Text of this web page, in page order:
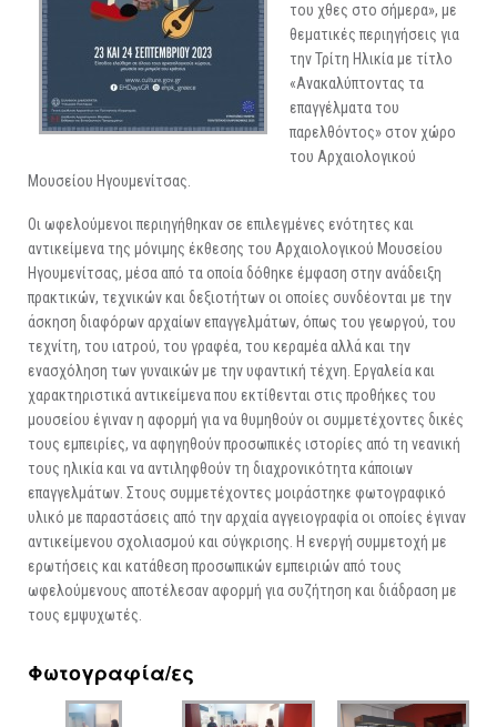
του χθες στο σήμερα», με
θεματικές περιηγήσεις για
την Τρίτη Ηλικία με τίτλο
«Ανακαλύπτοντας τα
επαγγέλματα του
παρελθόντος» στον χώρο
του Αρχαιολογικού
Μουσείου Ηγουμενίτσας.
Οι ωφελούμενοι περιηγήθηκαν σε επιλεγμένες ενότητες και
αντικείμενα της μόνιμης έκθεσης του Αρχαιολογικού Μουσείου
Ηγουμενίτσας, μέσα από τα οποία δόθηκε έμφαση στην ανάδειξη
πρακτικών, τεχνικών και δεξιοτήτων οι οποίες συνδέονται με την
άσκηση διαφόρων αρχαίων επαγγελμάτων, όπως του γεωργού, του
τεχνίτη, του ιατρού, του γραφέα, του κεραμέα αλλά και την
ενασχόληση των γυναικών με την υφαντική τέχνη. Εργαλεία και
χαρακτηριστικά αντικείμενα που εκτίθενται στις προθήκες του
μουσείου έγιναν η αφορμή για να θυμηθούν οι συμμετέχοντες δικές
τους εμπειρίες, να αφηγηθούν προσωπικές ιστορίες από τη νεανική
τους ηλικία και να αντιληφθούν τη διαχρονικότητα κάποιων
επαγγελμάτων. Στους συμμετέχοντες μοιράστηκε φωτογραφικό
υλικό με παραστάσεις από την αρχαία αγγειογραφία οι οποίες έγιναν
αντικείμενου σχολιασμού και σύγκρισης. Η ενεργή συμμετοχή με
ερωτήσεις και κατάθεση προσωπικών εμπειριών από τους
ωφελούμενους αποτέλεσαν αφορμή για συζήτηση και διάδραση με
τους εμψυχωτές.
Φωτογραφία/ες